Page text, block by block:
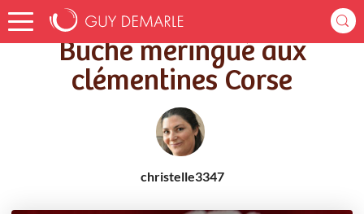
Accueil Recettes Bûche meringué aux clémentines Corse
Bûche meringué aux
clémentines Corse
christelle3347